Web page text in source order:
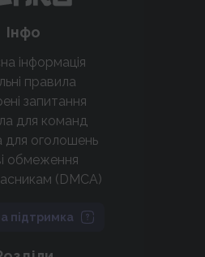
Інфо
інформація
правила
запитання
для команд
для оголошень
обмеження
(DMCA)
підтримка